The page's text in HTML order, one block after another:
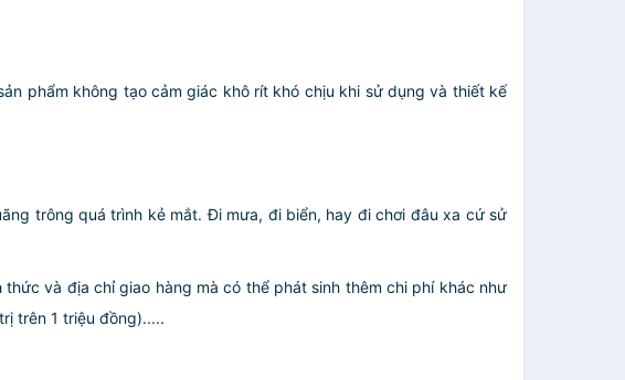
phẩm không tạo cảm giác khô rít khó chịu khi sử dụng và thiết kế
trông quá trình kẻ mắt. Đi mưa, đi biển, hay đi chơi đâu xa cứ sử
và địa chỉ giao hàng mà có thể phát sinh thêm chi phí khác như
trên 1 triệu đồng).....